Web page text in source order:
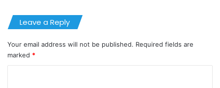
Leave a Reply
Your email address will not be published. Required fields are
marked *